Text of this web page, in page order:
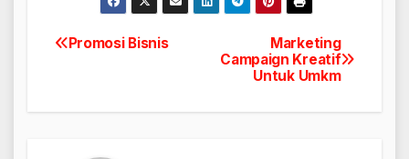
Navigasi
Marketing
Campaign Kreatif
Untuk Umkm
Promosi Bisnis